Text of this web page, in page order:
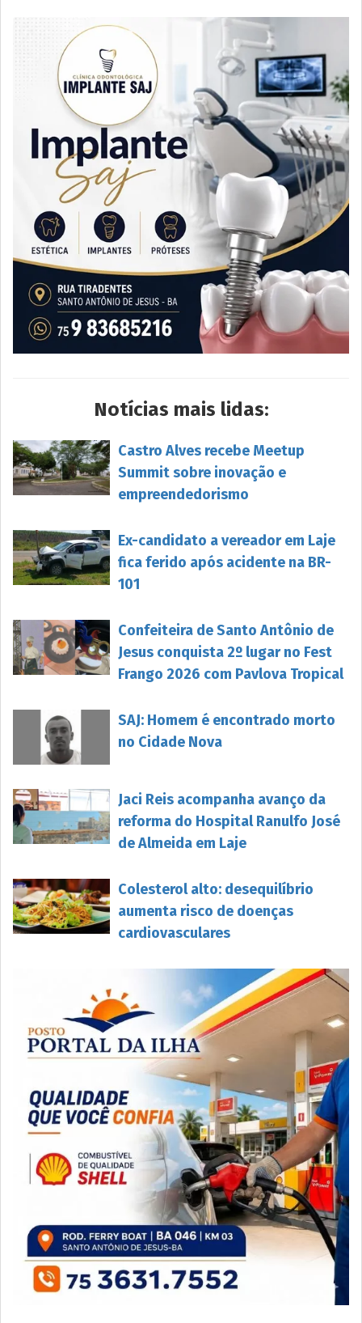
Notícias mais lidas:
Castro Alves recebe Meetup
Summit sobre inovação e
empreendedorismo
Ex-candidato a vereador em Laje
fica ferido após acidente na BR-
101
Confeiteira de Santo Antônio de
Jesus conquista 2º lugar no Fest
Frango 2026 com Pavlova Tropical
SAJ: Homem é encontrado morto
no Cidade Nova
Jaci Reis acompanha avanço da
reforma do Hospital Ranulfo José
de Almeida em Laje
Colesterol alto: desequilíbrio
aumenta risco de doenças
cardiovasculares